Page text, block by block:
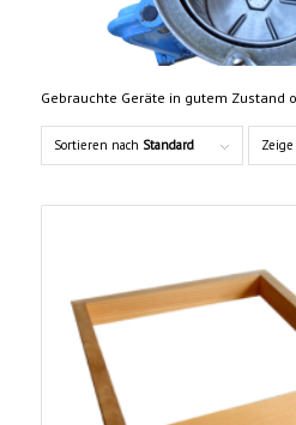
Gebrauchte Geräte in gutem Zustand
Sortieren nach Standard Zeige